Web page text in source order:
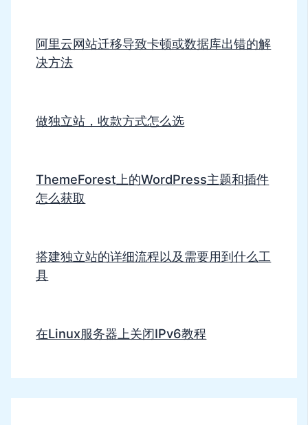
阿里云网站迁移导致卡顿或数据库出错的解
决方法
做独立站，收款方式怎么选
ThemeForest上的WordPress主题和插件
怎么获取
搭建独立站的详细流程以及需要用到什么工
具
在Linux服务器上关闭IPv6教程